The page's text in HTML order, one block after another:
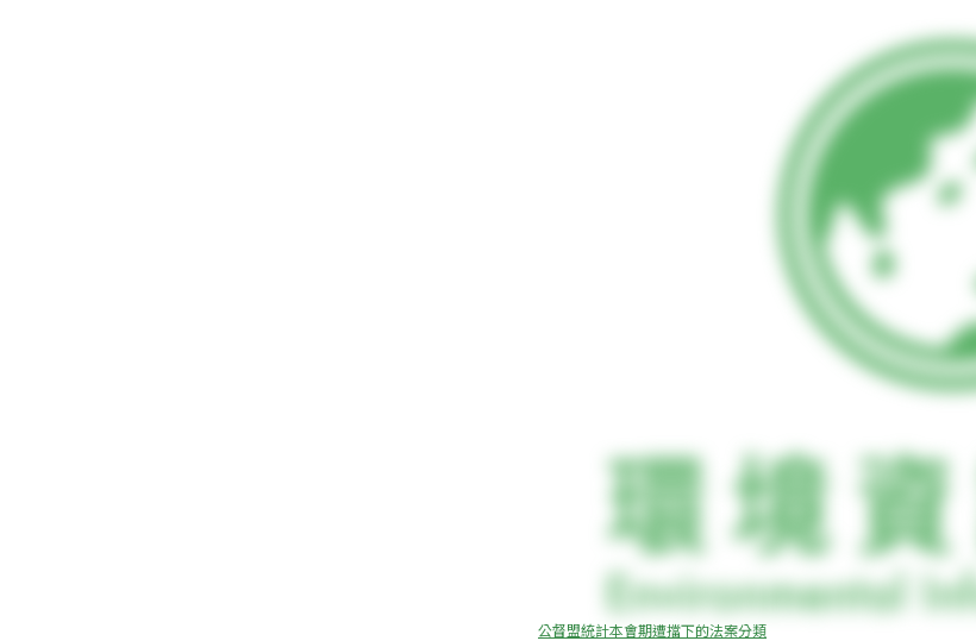
公督盟統計本會期遭擋下的法案分類